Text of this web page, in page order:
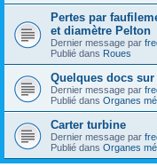
Pertes par
et diamètre Pelton
Dernier message par
Publié dans Roues
Quelques docs
Dernier message par
Publié dans Organes
Carter turbine
Dernier message par
Publié dans Organes